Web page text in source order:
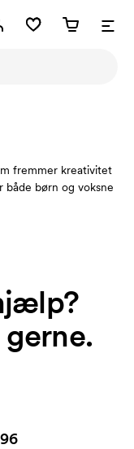
fremmer kreativitet
både børn og voksne